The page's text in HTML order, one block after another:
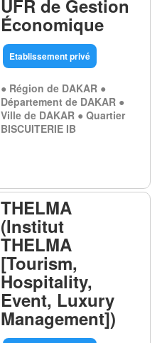
UFR de Gestion
Économique
Etablissement privé
● Région de DAKAR ●
Département de DAKAR ●
Ville de DAKAR ● Quartier
BISCUITERIE IB
THELMA
(Institut
THELMA
[Tourism,
Hospitality,
Event, Luxury
Management])